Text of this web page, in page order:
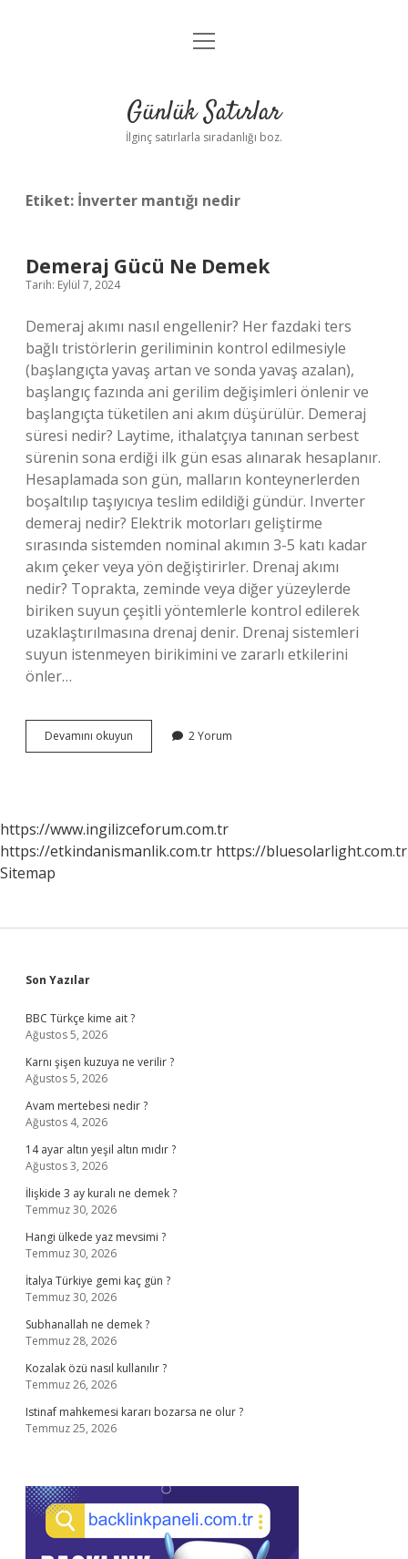
Anasayfa
Yasal Uyarı
menüyü
Günlük Satırlar
İlginç satırlarla sıradanlığı boz.
Etiket: İnverter mantığı nedir
Demeraj Gücü Ne Demek
Tarih: Eylül 7, 2024
Demeraj akımı nasıl engellenir? Her fazdaki ters
bağlı tristörlerin geriliminin kontrol edilmesiyle
(başlangıçta yavaş artan ve sonda yavaş azalan),
başlangıç ​​fazında ani gerilim değişimleri önlenir ve
başlangıçta tüketilen ani akım düşürülür. Demeraj
süresi nedir? Laytime, ithalatçıya tanınan serbest
sürenin sona erdiği ilk gün esas alınarak hesaplanır.
Hesaplamada son gün, malların konteynerlerden
boşaltılıp taşıyıcıya teslim edildiği gündür. Inverter
demeraj nedir? Elektrik motorları geliştirme
sırasında sistemden nominal akımın 3-5 katı kadar
akım çeker veya yön değiştirirler. Drenaj akımı
nedir? Toprakta, zeminde veya diğer yüzeylerde
biriken suyun çeşitli yöntemlerle kontrol edilerek
uzaklaştırılmasına drenaj denir. Drenaj sistemleri
suyun istenmeyen birikimini ve zararlı etkilerini
önler…
Devamını okuyun Demeraj
Gücü
2 Yorum
https://www.ingilizceforum.com.tr
https://etkindanismanlik.com.tr https://bluesolarlight.com.tr
Sitemap
Sidebar
Son Yazılar
BBC Türkçe kime ait ?
Ağustos 5, 2026
Karnı şişen kuzuya ne verilir ?
Ağustos 5, 2026
Avam mertebesi nedir ?
Ağustos 4, 2026
14 ayar altın yeşil altın mıdır ?
Ağustos 3, 2026
İlişkide 3 ay kuralı ne demek ?
Temmuz 30, 2026
Hangi ülkede yaz mevsimi ?
Temmuz 30, 2026
İtalya Türkiye gemi kaç gün ?
Temmuz 30, 2026
Subhanallah ne demek ?
Temmuz 28, 2026
Kozalak özü nasıl kullanılır ?
Temmuz 26, 2026
Istinaf mahkemesi kararı bozarsa ne olur ?
Temmuz 25, 2026